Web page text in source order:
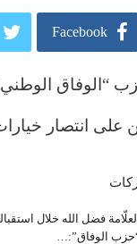
Facebook
“الوفاق الوطني
على انتصار
العلّامة فضل الله خلال
الوفاق”:…